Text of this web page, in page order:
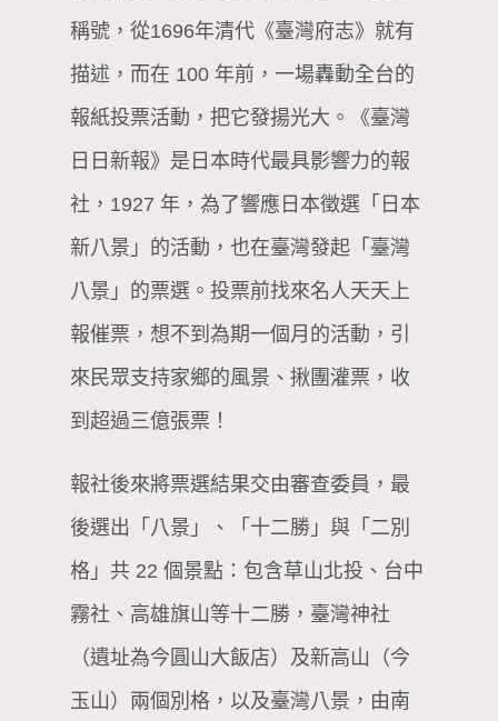
稱號，從1696年清代《臺灣府志》就有
描述，而在 100 年前，一場轟動全台的
報紙投票活動，把它發揚光大。《臺灣
日日新報》是日本時代最具影響力的報
社，1927 年，為了響應日本徵選「日本
新八景」的活動，也在臺灣發起「臺灣
八景」的票選。投票前找來名人天天上
報催票，想不到為期一個月的活動，引
來民眾支持家鄉的風景、揪團灌票，收
到超過三億張票！
報社後來將票選結果交由審查委員，最
後選出「八景」、「十二勝」與「二別
格」共 22 個景點：包含草山北投、台中
霧社、高雄旗山等十二勝，臺灣神社
（遺址為今圓山大飯店）及新高山（今
玉山）兩個別格，以及臺灣八景，由南